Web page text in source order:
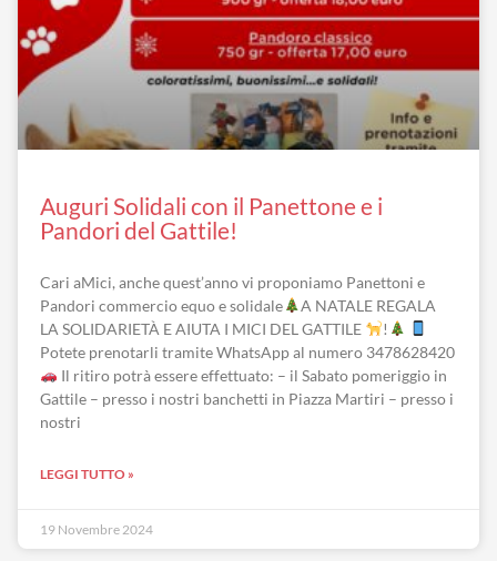
Auguri Solidali con il Panettone e i
Pandori del Gattile!
Cari aMici, anche quest’anno vi proponiamo Panettoni e
Pandori commercio equo e solidale
A NATALE REGALA
LA SOLIDARIETÀ E AIUTA I MICI DEL GATTILE
!
Potete prenotarli tramite WhatsApp al numero 3478628420
Il ritiro potrà essere effettuato: – il Sabato pomeriggio in
Gattile – presso i nostri banchetti in Piazza Martiri – presso i
nostri
LEGGI TUTTO »
19 Novembre 2024